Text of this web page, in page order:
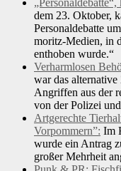
dem 23. Oktober,
Personaldebatte
moritz-Medien, in
enthoben wurde.“
Verharmlosen
war das
Angriffen aus der
von der Polizei
Artgerechte
Vorpommern”: Im
wurde ein Antrag
großer Mehrheit